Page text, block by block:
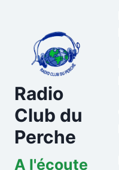
contenu
Radio
Club du
Perche
A l'écoute